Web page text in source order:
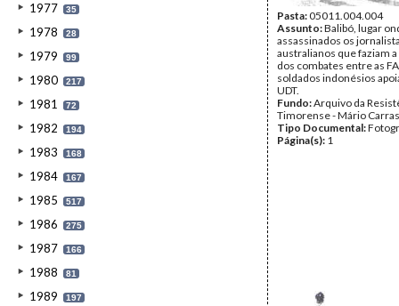
1977 35
1978 28
1979 99
1980 217
1981 72
1982 194
1983 168
1984 167
1985 517
1986 275
1987 166
1988 81
1989 197
Pasta:05011.004.004
Assunto:Balibó, lugar
assassinados os
australianos que faziam
dos combates entre as
soldados indonésios
UDT.
Fundo:Arquivo da
Timorense - Mário
Tipo Documental:
Página(s): 1